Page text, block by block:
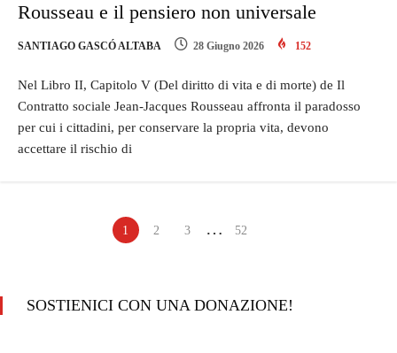
Rousseau e il pensiero non universale
SANTIAGO GASCÓ ALTABA 28 Giugno 2026 152
Nel Libro II, Capitolo V (Del diritto di vita e di morte) de Il
Contratto sociale Jean-Jacques Rousseau affronta il paradosso
per cui i cittadini, per conservare la propria vita, devono
accettare il rischio di
1 2 3 … 52
SOSTIENICI CON UNA DONAZIONE!